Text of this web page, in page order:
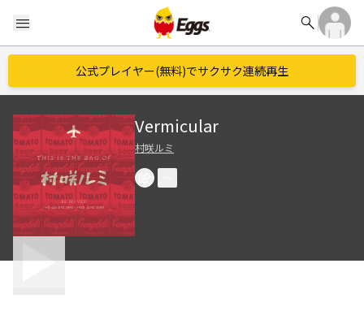
menu search
公式プレイヤー(無料)でサクサク連続再生
Vermicular
村咲ルミ